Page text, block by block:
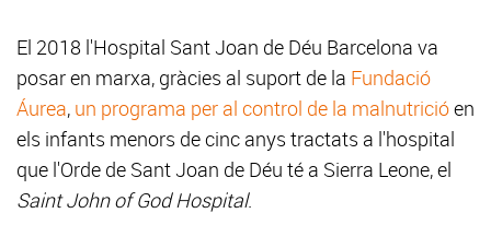
El 2018 l'Hospital Sant Joan de Déu Barcelona va
posar en marxa, gràcies al suport de la Fundació
Áurea, un programa per al control de la malnutricióen
els infants menors de cinc anys tractats a l'hospital
que l'Orde de Sant Joan de Déu té a Sierra Leone, el
Saint John of God Hospital.